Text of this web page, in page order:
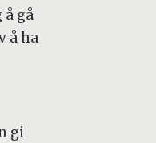
gå
å ha
gi